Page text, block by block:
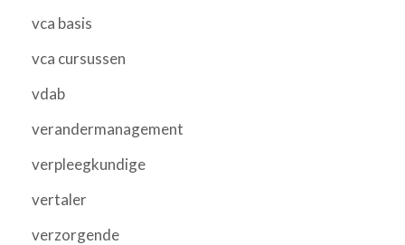
vca basis
vca cursussen
vdab
verandermanagement
verpleegkundige
vertaler
verzorgende